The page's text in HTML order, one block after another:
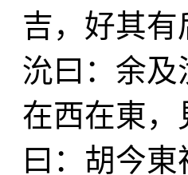
吉，好其
沇曰：余
在西在東
曰：胡今